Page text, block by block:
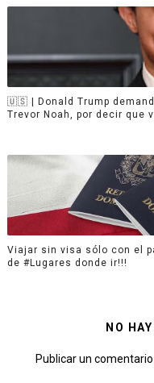
🇺🇸 | Donald Trump
Trevor Noah, por decir que
Viajar sin visa sólo con el
de #Lugares donde ir!!!
NO
Publicar un comentario